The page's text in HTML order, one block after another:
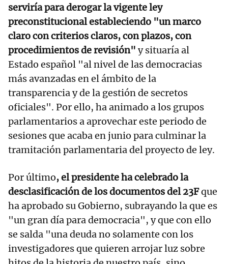
serviría para derogar la vigente ley
preconstitucional estableciendo "un marco
claro con criterios claros, con plazos, con
procedimientos de revisión" y situaría al
Estado español "al nivel de las democracias
más avanzadas en el ámbito de la
transparencia y de la gestión de secretos
oficiales". Por ello, ha animado a los grupos
parlamentarios a aprovechar este periodo de
sesiones que acaba en junio para culminar la
tramitación parlamentaria del proyecto de ley.
Por último, el presidente ha celebrado la
desclasificación de los documentos del 23Fque
ha aprobado su Gobierno, subrayando la que es
"un gran día para democracia", y que con ello
se salda "una deuda no solamente con los
investigadores que quieren arrojar luz sobre